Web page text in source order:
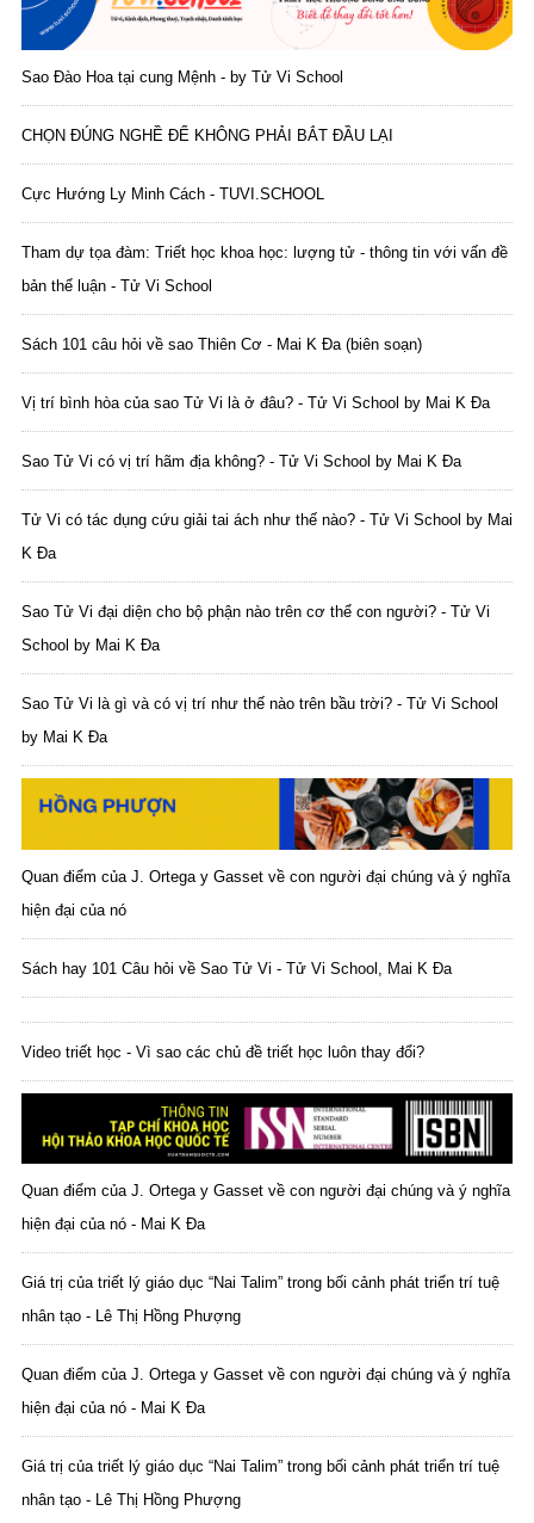
Sao Đào Hoa tại cung Mệnh - by Tử Vi School
CHỌN ĐÚNG NGHỀ ĐỂ KHÔNG PHẢI BẮT ĐẦU LẠI
Cực Hướng Ly Minh Cách - TUVI.SCHOOL
Tham dự tọa đàm: Triết học khoa học: lượng tử - thông tin với vấn đề
bản thể luận - Tử Vi School
Sách 101 câu hỏi về sao Thiên Cơ - Mai K Đa (biên soạn)
Vị trí bình hòa của sao Tử Vi là ở đâu? - Tử Vi School by Mai K Đa
Sao Tử Vi có vị trí hãm địa không? - Tử Vi School by Mai K Đa
Tử Vi có tác dụng cứu giải tai ách như thế nào? - Tử Vi School by Mai
K Đa
Sao Tử Vi đại diện cho bộ phận nào trên cơ thể con người? - Tử Vi
School by Mai K Đa
Sao Tử Vi là gì và có vị trí như thế nào trên bầu trời? - Tử Vi School
by Mai K Đa
Quan điểm của J. Ortega y Gasset về con người đại chúng và ý nghĩa
hiện đại của nó
Sách hay 101 Câu hỏi về Sao Tử Vi - Tử Vi School, Mai K Đa
Video triết học - Vì sao các chủ đề triết học luôn thay đổi?
Quan điểm của J. Ortega y Gasset về con người đại chúng và ý nghĩa
hiện đại của nó - Mai K Đa
Giá trị của triết lý giáo dục “Nai Talim” trong bối cảnh phát triển trí tuệ
nhân tạo - Lê Thị Hồng Phượng
Quan điểm của J. Ortega y Gasset về con người đại chúng và ý nghĩa
hiện đại của nó - Mai K Đa
Giá trị của triết lý giáo dục “Nai Talim” trong bối cảnh phát triển trí tuệ
nhân tạo - Lê Thị Hồng Phượng